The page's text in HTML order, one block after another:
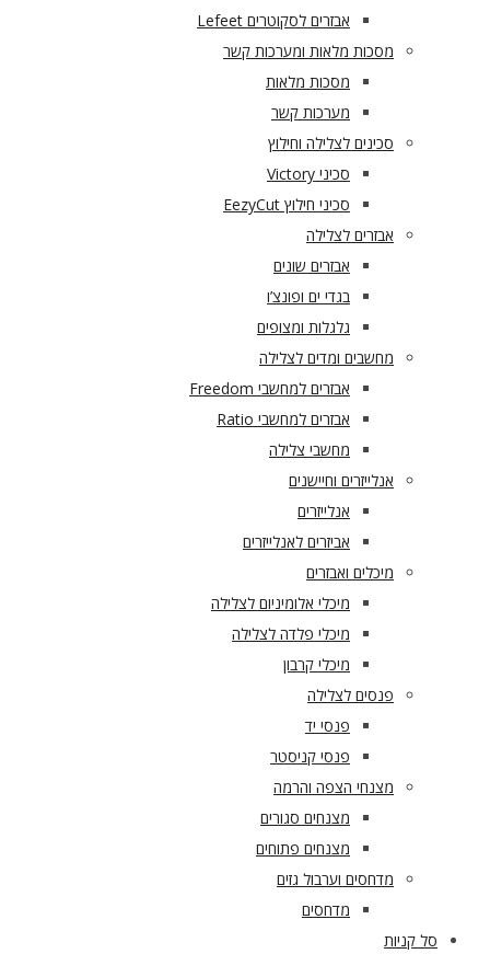
אבזרים לסקוטרים Lefeet
מסכות מלאות ומערכות קשר
מסכות מלאות
מערכות קשר
סכינים לצלילה וחילוץ
סכיני Victory
סכיני חילוץ EezyCut
אבזרים לצלילה
אבזרים שונים
בגדי ים ופונצ’ו
גלגלות ומצופים
מחשבים ומדים לצלילה
אבזרים למחשבי Freedom
אבזרים למחשבי Ratio
מחשבי צלילה
אנלייזרים וחיישנים
אנלייזרים
אביזרים לאנלייזרים
מיכלים ואבזרים
מיכלי אלומיניום לצלילה
מיכלי פלדה לצלילה
מיכלי קרבון
פנסים לצלילה
פנסי יד
פנסי קניסטר
מצנחי הצפה והרמה
מצנחים סגורים
מצנחים פתוחים
מדחסים וערבול גזים
מדחסים
סל קניות